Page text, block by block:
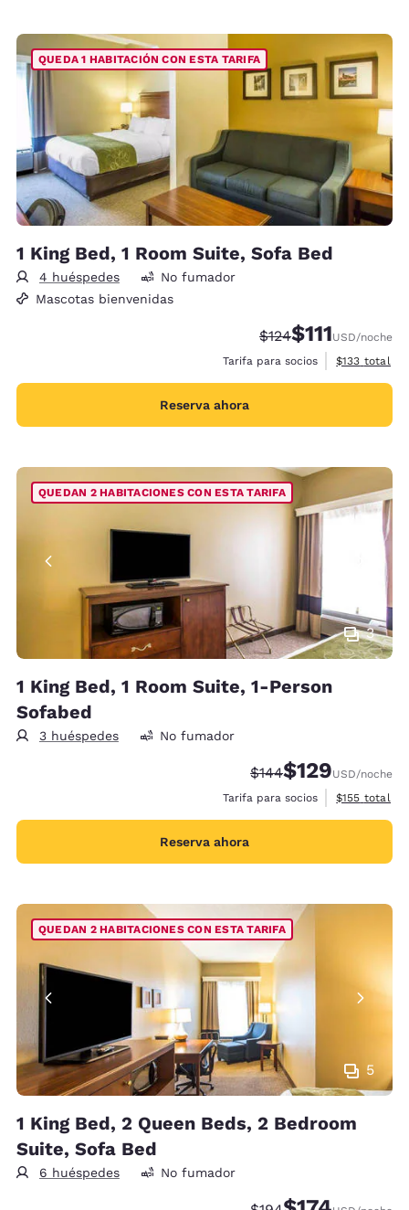
QUEDA 1 HABITACIÓN CON ESTA TARIFA
1 King Bed, 1 Room Suite, Sofa Bed
4 huéspedes
No fumador
Mascotas bienvenidas
Tarifa tachada:
$124Tarifa reducida:
$111USD/noche
Tarifa para socios
Ver detalles
$133 total
Reserva ahora
3
QUEDAN 2 HABITACIONES CON ESTA TARIFA
1 King Bed, 1 Room Suite, 1-Person
Sofabed
3 huéspedes No fumador
Tarifa tachada:
$144Tarifa reducida:
$129USD/noche
Tarifa para socios
Ver detalles
$155 total
Reserva ahora
5
QUEDAN 2 HABITACIONES CON ESTA TARIFA
1 King Bed, 2 Queen Beds, 2 Bedroom
Suite, Sofa Bed
6 huéspedes No fumador